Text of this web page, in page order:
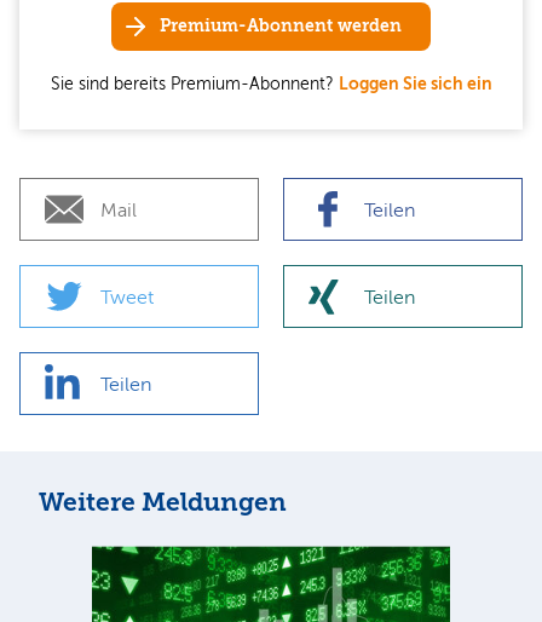
Premium-Abonnent werden
Sie sind bereits Premium-Abonnent? Loggen Sie sich ein
Mail Teilen
Tweet Teilen
Teilen
Weitere Meldungen